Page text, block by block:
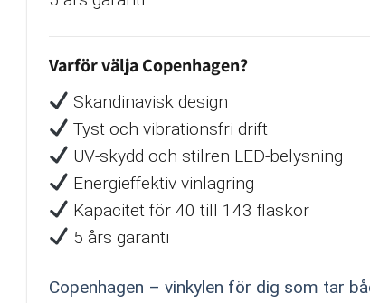
Varför välja Copenhagen?
Skandinavisk design
Tyst och vibrationsfri drift
UV-skydd och stilren LED-belysning
Energieffektiv vinlagring
Kapacitet för 40 till 143 flaskor
5 års garanti
Copenhagen – vinkylen för dig som tar